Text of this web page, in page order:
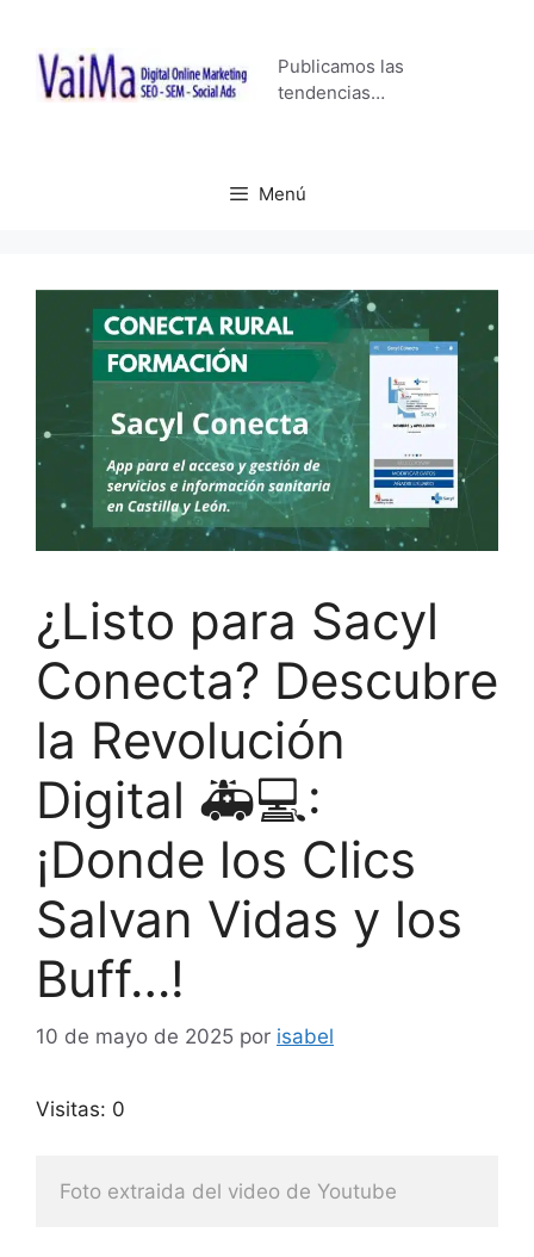
contenido
Publicamos las
tendencias…
Menú
¿Listo para Sacyl
Conecta? Descubre
la Revolución
Digital 🚑💻:
¡Donde los Clics
Salvan Vidas y los
Buff…!
10 de mayo de 2025 por isabel
Visitas: 0
Foto extraida del video de Youtube